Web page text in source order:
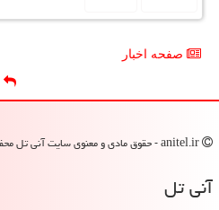
صفحه اخبار
آنی تل